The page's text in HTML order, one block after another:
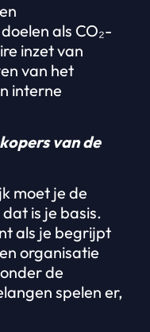
als CO₂-
inzet van
van het
interne
van de
moet je de
is je basis.
als je begrijpt
organisatie
de
spelen er,